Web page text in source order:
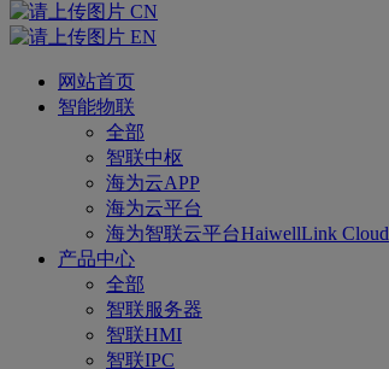
CN
EN
网站首页
智能物联
全部
智联中枢
海为云APP
海为云平台
海为智联云平台HaiwellLink Cloud
产品中心
全部
智联服务器
智联HMI
智联IPC